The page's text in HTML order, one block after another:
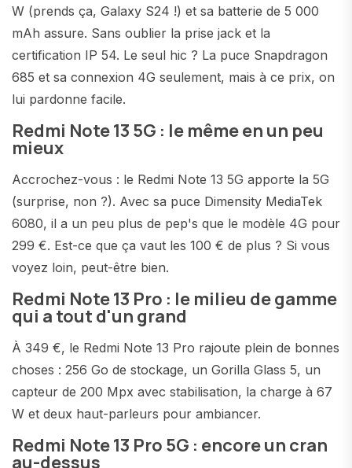
W (prends ça, Galaxy S24 !) et sa batterie de 5 000
mAh assure. Sans oublier la prise jack et la
certification IP 54. Le seul hic ? La puce Snapdragon
685 et sa connexion 4G seulement, mais à ce prix, on
lui pardonne facile.
Redmi Note 13 5G : le même en un peu
mieux
Accrochez-vous : le Redmi Note 13 5G apporte la 5G
(surprise, non ?). Avec sa puce Dimensity MediaTek
6080, il a un peu plus de pep's que le modèle 4G pour
299 €. Est-ce que ça vaut les 100 € de plus ? Si vous
voyez loin, peut-être bien.
Redmi Note 13 Pro : le milieu de gamme
qui a tout d'un grand
À 349 €, le Redmi Note 13 Pro rajoute plein de bonnes
choses : 256 Go de stockage, un Gorilla Glass 5, un
capteur de 200 Mpx avec stabilisation, la charge à 67
W et deux haut-parleurs pour ambiancer.
Redmi Note 13 Pro 5G : encore un cran
au-dessus